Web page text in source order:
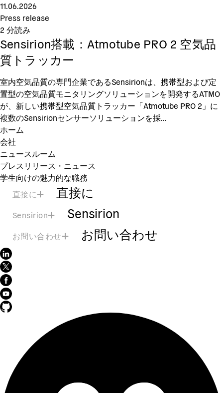
11.06.2026
Press release
2 分読み
Sensirion搭載：Atmotube PRO 2 空気品
質トラッカー
室内空気品質の専門企業であるSensirionは、携帯型および定
置型の空気品質モニタリングソリューションを開発するATMO
が、新しい携帯型空気品質トラッカー「Atmotube PRO 2」に
複数のSensirionセンサーソリューションを採...
ホーム
会社
ニュースルーム
プレスリリース・ニュース
学生向けの魅力的な職務
直接に
直接に
Sensirion Sensirion
お問い合わせ お問い合わせ